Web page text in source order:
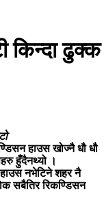
किन्दा ढुक्क
हाउस खोज्नै धौ धौ
हुँदैनथ्यो ।
नभेटिने शहर नै
सबैतिर रिकण्डिसन